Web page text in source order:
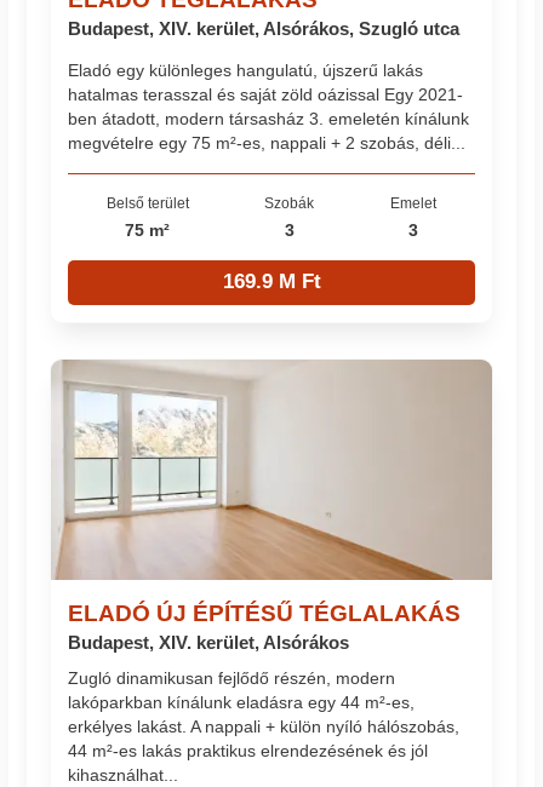
Budapest, XIV. kerület, Alsórákos, Szugló utca
Eladó egy különleges hangulatú, újszerű lakás
hatalmas terasszal és saját zöld oázissal Egy 2021-
ben átadott, modern társasház 3. emeletén kínálunk
megvételre egy 75 m²-es, nappali + 2 szobás, déli...
Belső terület
75 m²
Szobák
3
Emelet
3
169.9 M Ft
ELADÓ ÚJ ÉPÍTÉSŰ TÉGLALAKÁS
Budapest, XIV. kerület, Alsórákos
Zugló dinamikusan fejlődő részén, modern
lakóparkban kínálunk eladásra egy 44 m²-es,
erkélyes lakást. A nappali + külön nyíló hálószobás,
44 m²-es lakás praktikus elrendezésének és jól
kihasználhat...